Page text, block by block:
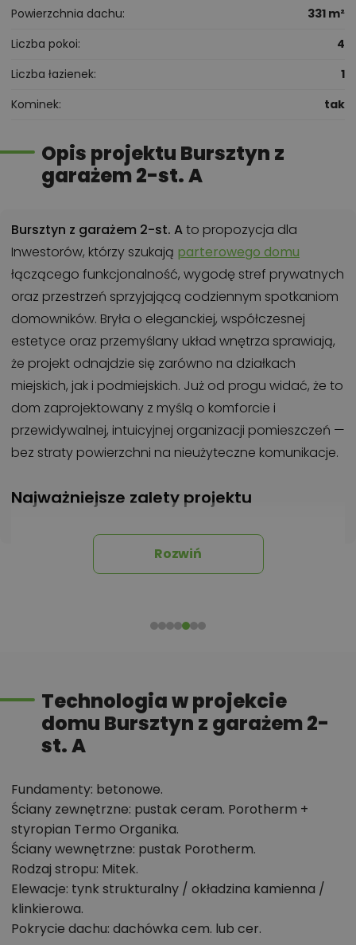
Powierzchnia dachu
331 m²
Liczba pokoi
4
Liczba łazienek
1
Kominek
tak
Opis projektu Bursztyn z
garażem 2-st. A
Bursztyn z garażem 2-st. Ato propozycja dla
Inwestorów, którzy szukają parterowego domu
łączącego funkcjonalność, wygodę stref prywatnych
oraz przestrzeń sprzyjającą codziennym spotkaniom
domowników. Bryła o eleganckiej, współczesnej
estetyce oraz przemyślany układ wnętrza sprawiają,
że projekt odnajdzie się zarówno na działkach
miejskich, jak i podmiejskich. Już od progu widać, że to
dom zaprojektowany z myślą o komforcie i
przewidywalnej, intuicyjnej organizacji pomieszczeń —
bez straty powierzchni na nieużyteczne komunikacje.
Najważniejsze zalety projektu
Przestronny salon 37 m² z dużymi przeszkleniami i
miejscem na kominek.
Wygodnakuchnia ze spiżarniąi możliwością
Trzy pełnowymiarowe sypialnie, w tym główna z
Duża kotłownia i garaż 34,2 m² zapewniają
komfort użytkowy przez lata.
Nowoczesna, reprezentacyjna elewacja
Przemyślany układ, który porządkuje
codzienność
Wejście prowadzi do ponad 7-metrowego
wiatrołapu z miejscem na pełną zabudowę
garderobianą — to rozwiązanie pozwala od razu
przejąć kontrolę nad porządkiem. Z sieni wchodzi się
Rozwiń
Technologia w projekcie
domu Bursztyn z garażem 2-
st. A
Fundamenty: betonowe.
Ściany zewnętrzne: pustak ceram. Porotherm +
styropian Termo Organika.
Ściany wewnętrzne: pustak Porotherm.
Rodzaj stropu: Mitek.
Elewacje: tynk strukturalny / okładzina kamienna /
klinkierowa.
Pokrycie dachu: dachówka cem. lub cer.